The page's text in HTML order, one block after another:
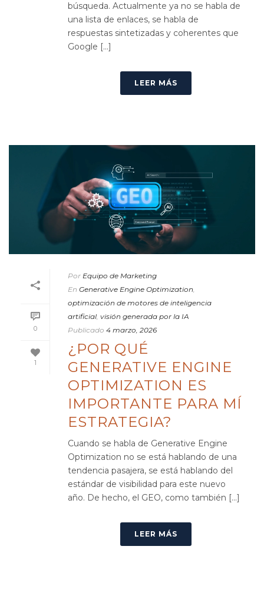
búsqueda. Actualmente ya no se habla de
una lista de enlaces, se habla de
respuestas sintetizadas y coherentes que
Google [...]
LEER MÁS
0
1
Por Equipo de Marketing
En Generative Engine Optimization
optimización de motores de inteligencia
artificial visión generada por la IA
Publicado 4 marzo, 2026
¿POR QUÉ
GENERATIVE ENGINE
OPTIMIZATION ES
IMPORTANTE PARA MÍ
ESTRATEGIA?
Cuando se habla de Generative Engine
Optimization no se está hablando de una
tendencia pasajera, se está hablando del
estándar de visibilidad para este nuevo
año. De hecho, el GEO, como también [...]
LEER MÁS